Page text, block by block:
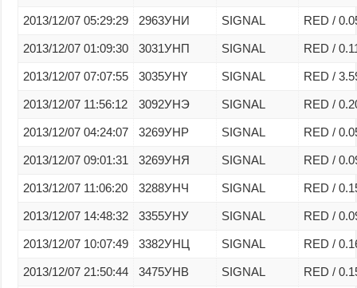
2013/12/07 05:29:29 2963УНИ SIGNAL RED /
2013/12/07 01:09:30 3031УНП SIGNAL RED /
2013/12/07 07:07:55 3035УНҮ SIGNAL RED /
2013/12/07 11:56:12 3092УНЭ SIGNAL RED /
2013/12/07 04:24:07 3269УНР SIGNAL RED /
2013/12/07 09:01:31 3269УНЯ SIGNAL RED /
2013/12/07 11:06:20 3288УНЧ SIGNAL RED /
2013/12/07 14:48:32 3355УНУ SIGNAL RED /
2013/12/07 10:07:49 3382УНЦ SIGNAL RED /
2013/12/07 21:50:44 3475УНВ SIGNAL RED /